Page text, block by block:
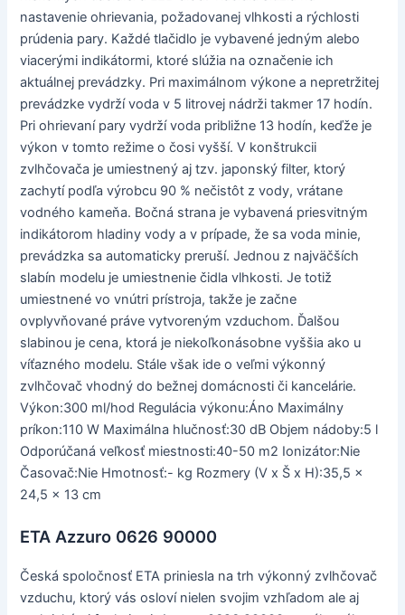
nastavenie ohrievania, požadovanej vlhkosti a rýchlosti
prúdenia pary. Každé tlačidlo je vybavené jedným alebo
viacerými indikátormi, ktoré slúžia na označenie ich
aktuálnej prevádzky. Pri maximálnom výkone a nepretržitej
prevádzke vydrží voda v 5 litrovej nádrži takmer 17 hodín.
Pri ohrievaní pary vydrží voda približne 13 hodín, keďže je
výkon v tomto režime o čosi vyšší. V konštrukcii
zvlhčovača je umiestnený aj tzv. japonský filter, ktorý
zachytí podľa výrobcu 90 % nečistôt z vody, vrátane
vodného kameňa. Bočná strana je vybavená priesvitným
indikátorom hladiny vody a v prípade, že sa voda minie,
prevádzka sa automaticky preruší. Jednou z najväčších
slabín modelu je umiestnenie čidla vlhkosti. Je totiž
umiestnené vo vnútri prístroja, takže je začne
ovplyvňované práve vytvoreným vzduchom. Ďalšou
slabinou je cena, ktorá je niekoľkonásobne vyššia ako u
víťazného modelu. Stále však ide o veľmi výkonný
zvlhčovač vhodný do bežnej domácnosti či kancelárie.
Výkon:300 ml/hod Regulácia výkonu:Áno Maximálny
príkon:110 W Maximálna hlučnosť:30 dB Objem nádoby:5 l
Odporúčaná veľkosť miestnosti:40-50 m2 Ionizátor:Nie
Časovač:Nie Hmotnosť:- kg Rozmery (V x Š x H):35,5 x
24,5 x 13 cm
ETA Azzuro 0626 90000
Česká spoločnosť ETA priniesla na trh výkonný zvlhčovač
vzduchu, ktorý vás osloví nielen svojim vzhľadom ale aj